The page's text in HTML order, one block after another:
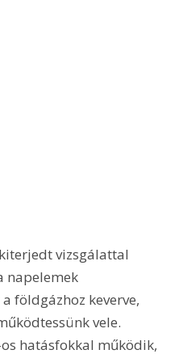
vizsgálattal
napelemek
földgázhoz keverve,
vele.
hatásfokkal működik,